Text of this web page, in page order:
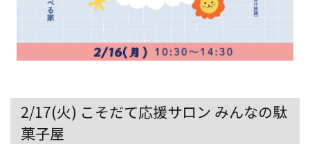
2/17(火) こそだて応援サロン みんなの駄
菓子屋